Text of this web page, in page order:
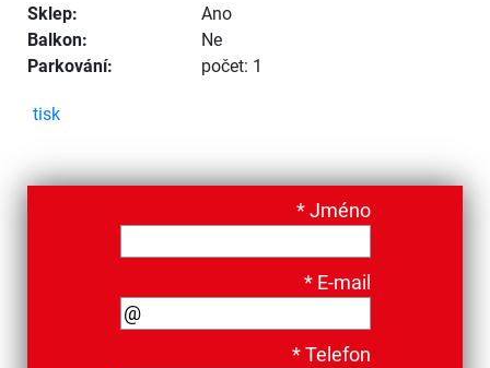
Sklep:
Ano
Balkon:
Ne
Parkování:
počet: 1
tisk
*Jméno
*E-mail
*Telefon